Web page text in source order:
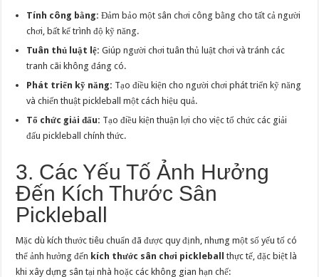
Tính công bằng: Đảm bảo một sân chơi công bằng cho tất cả người
chơi, bất kể trình độ kỹ năng.
Tuân thủ luật lệ: Giúp người chơi tuân thủ luật chơi và tránh các
tranh cãi không đáng có.
Phát triển kỹ năng: Tạo điều kiện cho người chơi phát triển kỹ năng
và chiến thuật pickleball một cách hiệu quả.
Tổ chức giải đấu: Tạo điều kiện thuận lợi cho việc tổ chức các giải
đấu pickleball chính thức.
3. Các Yếu Tố Ảnh Hưởng
Đến Kích Thước Sân
Pickleball
Mặc dù kích thước tiêu chuẩn đã được quy định, nhưng một số yếu tố có
thể ảnh hưởng đến kích thước sân chơi pickleball thực tế, đặc biệt là
khi xây dựng sân tại nhà hoặc các không gian hạn chế: